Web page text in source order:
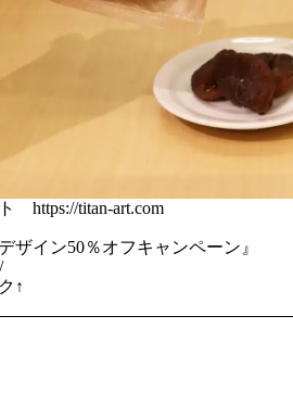
ト https://titan-art.com
ザイン50％オフキャンペーン』
↑